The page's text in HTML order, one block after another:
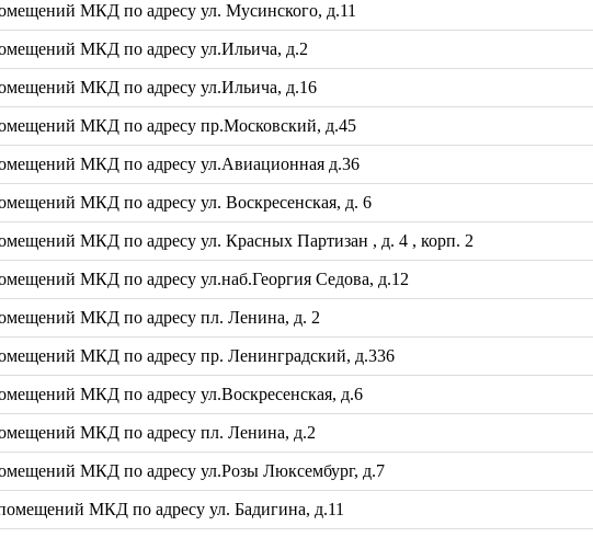
МКД по адресу ул. Мусинского, д.11
МКД по адресу ул.Ильича, д.2
МКД по адресу ул.Ильича, д.16
МКД по адресу пр.Московский, д.45
МКД по адресу ул.Авиационная д.36
МКД по адресу ул. Воскресенская, д. 6
МКД по адресу ул. Красных Партизан , д. 4 , корп. 2
МКД по адресу ул.наб.Георгия Седова, д.12
МКД по адресу пл. Ленина, д. 2
МКД по адресу пр. Ленинградский, д.336
МКД по адресу ул.Воскресенская, д.6
МКД по адресу пл. Ленина, д.2
МКД по адресу ул.Розы Люксембург, д.7
МКД по адресу ул. Бадигина, д.11